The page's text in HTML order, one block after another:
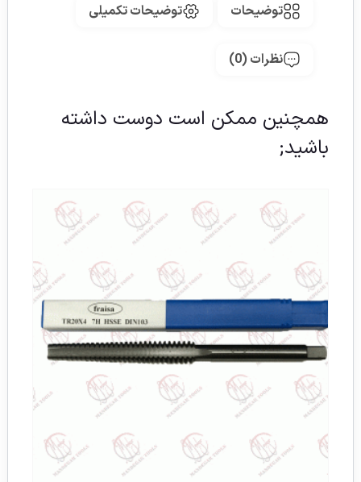
توضیحات توضیحات تکمیلی
نظرات (0)
همچنین ممکن است دوست داشته
باشید;